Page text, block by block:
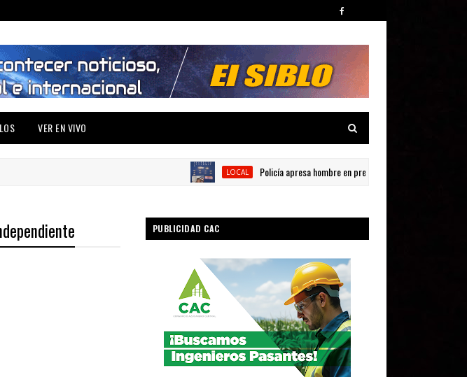
VER EN VIVO
LOCAL Policía apresa hombre en presunta por posesión de sustancias
PUBLICIDAD CAC